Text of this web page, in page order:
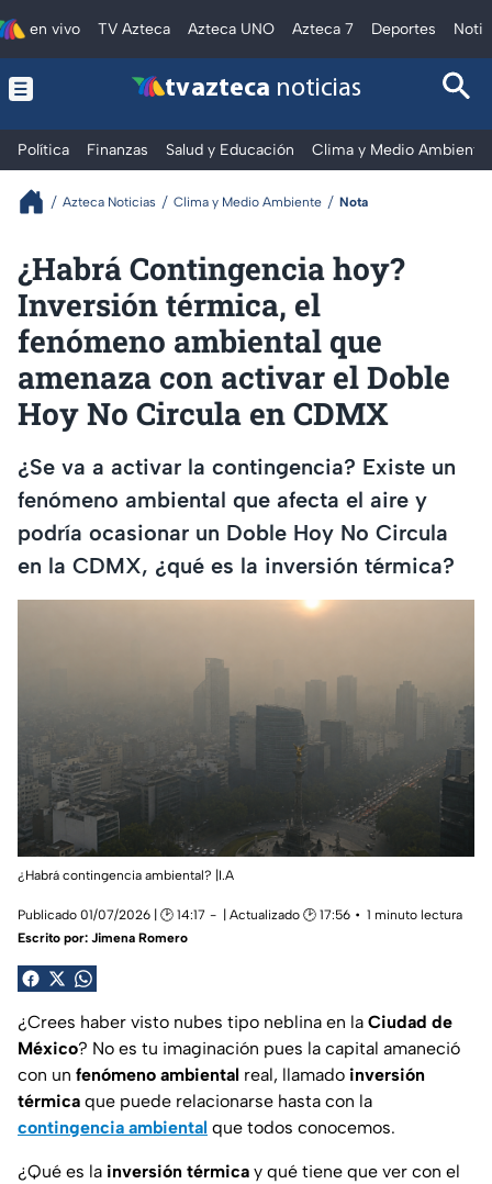
en vivo TV Azteca Azteca UNO Azteca 7 Deportes
tv azteca noticias
Política Finanzas Salud y Educación Clima y Medio Ambiente
Azteca Noticias Clima y Medio Ambiente Nota
¿Habrá Contingencia hoy?
Inversión térmica, el
fenómeno ambiental que
amenaza con activar el Doble
Hoy No Circula en CDMX
¿Se va a activar la contingencia? Existe un
fenómeno ambiental que afecta el aire y
podría ocasionar un Doble Hoy No Circula
en la CDMX, ¿qué es la inversión térmica?
¿Habrá contingencia ambiental? |I.A
Publicado 01/07/2026 | 🕑 14:17 | Actualizado 🕑 17:56
1 minuto lectura
Escrito por: Jimena Romero
¿Crees haber visto nubes tipo neblina en la Ciudad de
México? No es tu imaginación pues la capital amaneció
con un fenómeno ambiental real, llamado inversión
térmica que puede relacionarse hasta con la
contingencia ambiental que todos conocemos.
¿Qué es la inversión térmica y qué tiene que ver con el